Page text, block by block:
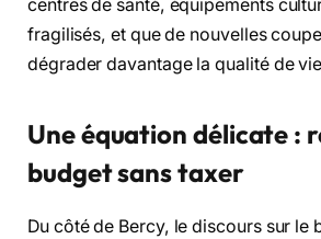
centres de santé, équipements
fragilisés, et que de nouvelles
dégrader davantage la qualité de
Une équation délicate :
budget sans taxer
Du côté de Bercy, le discours sur le